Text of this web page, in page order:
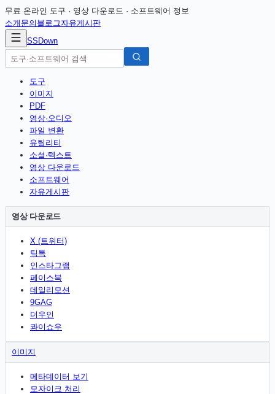
무료 온라인 도구 · 영상 다운로드 · 소프트웨어 정보
소개 문의 블로그자유게시판
SSDown
도구
이미지
PDF
영상·오디오
파일 변환
유틸리티
소셜·텍스트
영상 다운로드
소프트웨어
자유게시판
영상 다운로드
X (트위터)
틱톡
인스타그램
페이스북
데일리모션
9GAG
더우인
콰이쇼우
이미지
메타데이터 보기
모자이크 처리